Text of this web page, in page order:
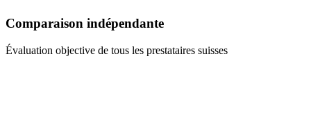
Comparaison indépendante
Évaluation objective de tous les prestataires suisses